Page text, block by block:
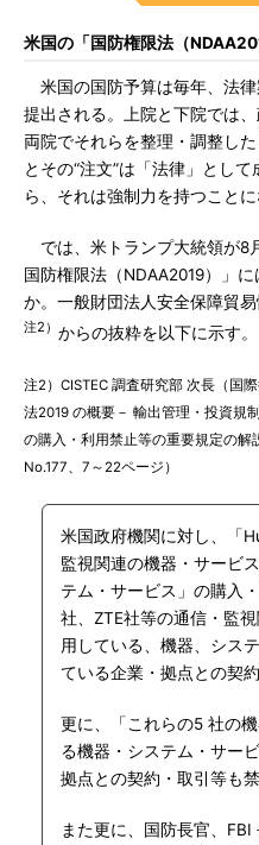
米国の「国防権限法（
米国の国防予算は毎年、法
提出される。上院と下院では
両院でそれらを整理・調整し
とその“注文”は「法律」とし
ら、それは強制力を持つことに
では、米トランプ大統領が8
国防権限法（NDAA2019）」
か。一般財団法人安全保障貿
注2） からの抜粋を以下に示す。
注2）CISTEC 調査研究部 次長（国
法2019 の概要－ 輸出管理・投資規
の購入・利用禁止等の重要規定の
No.177、7～22ページ）
米国政府機関に対し、「
監視関連の機器・サービ
テム・サービス」の購入
社、ZTE社等の通信・監
用している、機器、シス
ている企業・拠点との契
更に、「これらの5 社の
る機器・システム・サー
拠点との契約・取引等も禁
また更に、国防長官、